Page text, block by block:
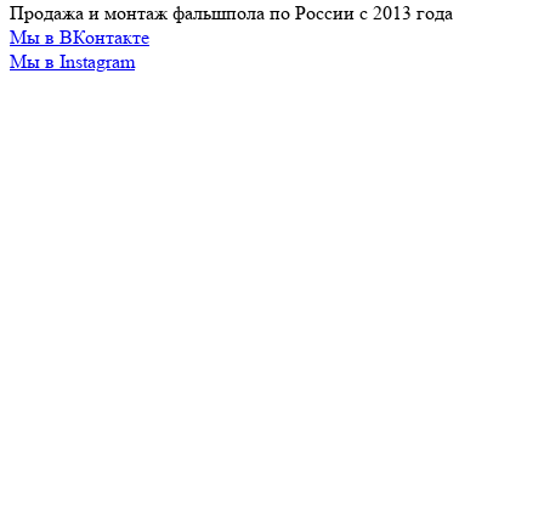
Продажа и монтаж фальшпола по России с 2013 года
Мы в ВКонтакте
Мы в Instagram